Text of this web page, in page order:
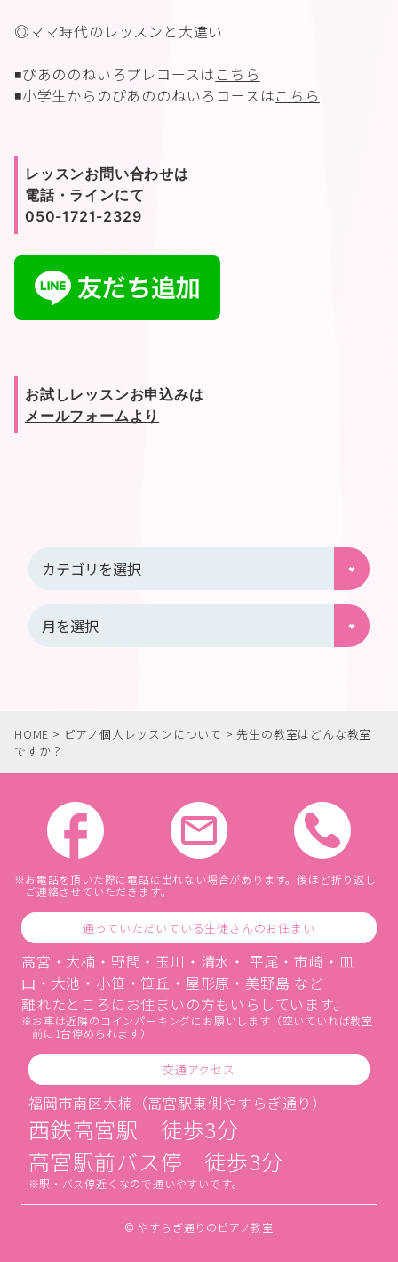
◎ママ時代のレッスンと大違い
◾️ぴあののねいろプレコースは こちら
◾️小学生からのぴあののねいろコースはこちら
レッスンお問い合わせは
電話・ラインにて
050-1721-2329
お試しレッスンお申込みは
メールフォームより
HOME > ピアノ個人レッスンについて >先生の教室はどんな教室
ですか？
お電話を頂いた際に電話に出れない場合があります。後ほど折り返し
ご連絡させていただきます。
通っていただいている生徒さんのお住まい
高宮・大楠・野間・玉川・清水・ 平尾・市崎・皿
山・大池・小笹・笹丘・屋形原・美野島 など
離れたところにお住まいの方もいらしています。
お車は近隣のコインパーキングにお願いします（空いていれば教室
前に1台停められます）
交通アクセス
福岡市南区大楠（高宮駅東側やすらぎ通り）
西鉄高宮駅 徒歩3分
高宮駅前バス停 徒歩3分
駅・バス停近くなので通いやすいです。
© やすらぎ通りのピアノ教室